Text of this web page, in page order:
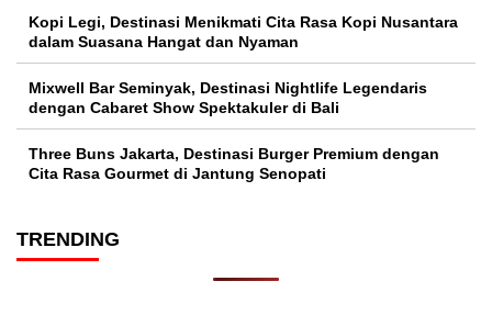
Kopi Legi, Destinasi Menikmati Cita Rasa Kopi Nusantara
dalam Suasana Hangat dan Nyaman
Mixwell Bar Seminyak, Destinasi Nightlife Legendaris
dengan Cabaret Show Spektakuler di Bali
Three Buns Jakarta, Destinasi Burger Premium dengan
Cita Rasa Gourmet di Jantung Senopati
TRENDING